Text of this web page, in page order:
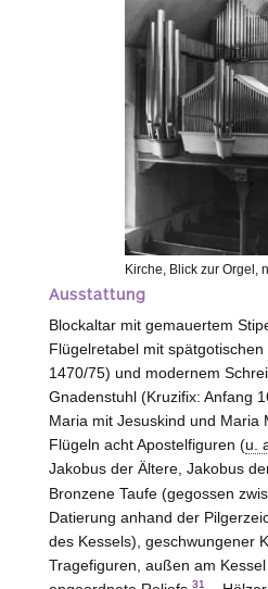
Kirche, Blick zur Orgel,
Ausstattung
Blockaltar mit gemauertem
Flügelretabel mit
1470/75) und modernem
Gnadenstuhl (Kruzifix: Anfang
Maria mit Jesuskind und Maria
Flügeln acht Apostelfiguren (u.
Jakobus der Ältere, Jakobus
Bronzene Taufe (gegossen
Datierung anhand der
des Kessels), geschwungener
Tragefiguren, außen am
31